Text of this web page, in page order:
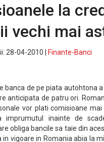
la
vechi mai
28-04-2010 |
Finante-Banci
banca de pe piata autohtona
anticipata de patru ori.
vor plati comisioane
imprumutul inainte de
obliga bancile sa taie din
vigoare in Romania abia la